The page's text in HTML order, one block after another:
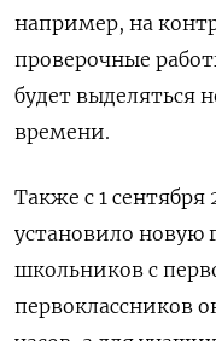
например, на
проверочные
будет выделяться
времени.
Также с 1
установило новую
школьников с
первоклассников